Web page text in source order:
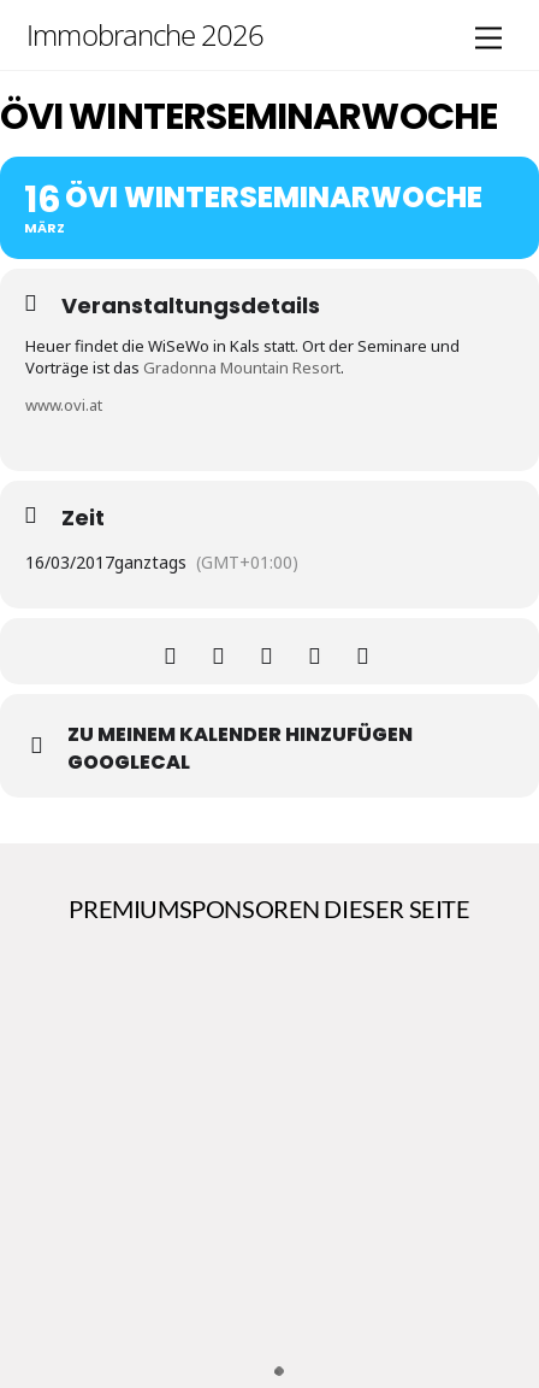
Immobranche 2026
ÖVI WINTERSEMINARWOCHE
16
MÄRZ
ÖVI WINTERSEMINARWOCHE
Veranstaltungsdetails
Heuer findet die WiSeWo in Kals statt. Ort der Seminare und
Vorträge ist das Gradonna Mountain Resort.
www.ovi.at
Zeit
16/03/2017ganztags (GMT+01:00)
ZU MEINEM KALENDER HINZUFÜGEN
GOOGLECAL
PREMIUMSPONSOREN DIESER SEITE